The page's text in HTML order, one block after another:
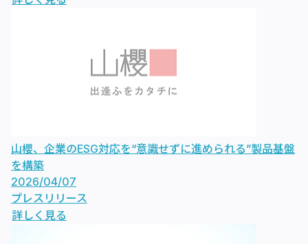
山櫻、企業のESG対応を“意識せずに進められる”製品基盤
を構築
2026/04/07
プレスリリース
詳しく見る